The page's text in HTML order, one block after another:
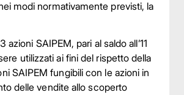
modi normativamente previsti, la
azioni SAIPEM, pari al saldo all’11
utilizzati ai fini del rispetto della
SAIPEM fungibili con le azioni in
delle vendite allo scoperto